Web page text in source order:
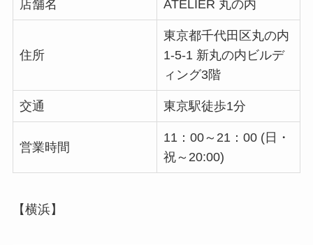
店舗名 ATELIER 丸の内
住所
東京都千代田区丸の内
1-5-1 新丸の内ビルデ
ィング3階
交通 東京駅徒歩1分
営業時間
11：00～21：00 (日・
祝～20:00)
【横浜】